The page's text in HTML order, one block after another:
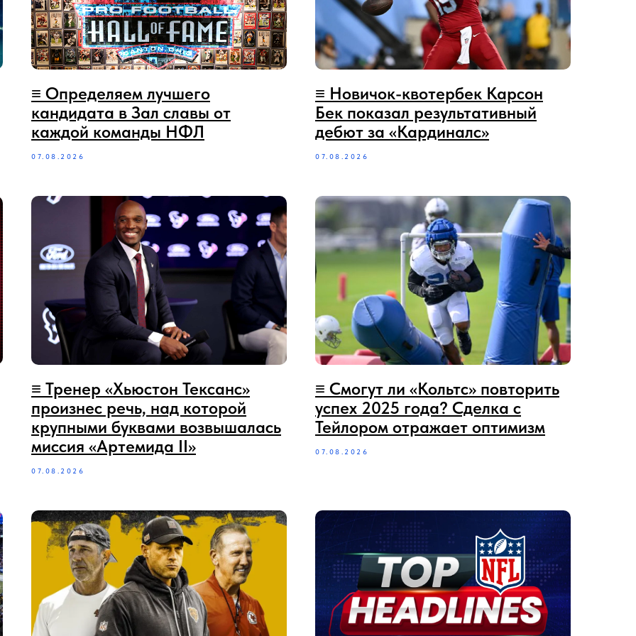
≡ Определяем лучшего
кандидата в Зал славы от
каждой команды НФЛ
07.08.2026
≡‪‪‪ Новичок-квотербек Карсон
Бек показал результативный
дебют за «Кардиналс»
07.08.2026
≡‪‪‪ Тренер «Хьюстон Тексанс»
произнес речь, над которой
крупными буквами возвышалась
миссия «Артемида II»
07.08.2026
≡‪‪‪ Смогут ли «Кольтс» повторить
успех 2025 года? Сделка с
Тейлором отражает оптимизм
07.08.2026